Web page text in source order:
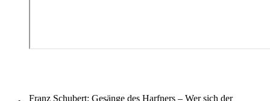
Franz Schubert: Gesänge des Harfners – Wer sich der